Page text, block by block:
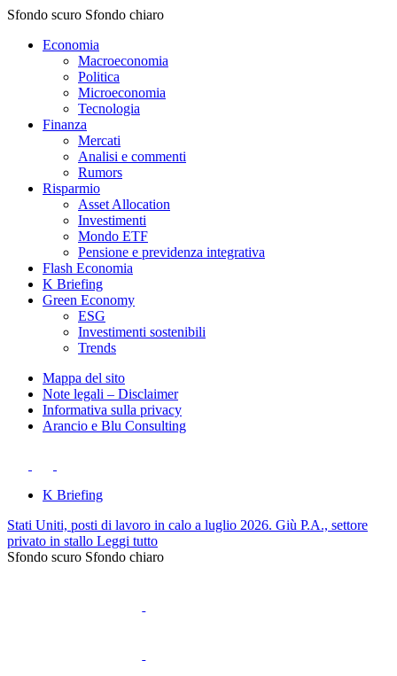
Sfondo scuro Sfondo chiaro
Economia
Macroeconomia
Politica
Microeconomia
Tecnologia
Finanza
Mercati
Analisi e commenti
Rumors
Risparmio
Asset Allocation
Investimenti
Mondo ETF
Pensione e previdenza integrativa
Flash Economia
K Briefing
Green Economy
ESG
Investimenti sostenibili
Trends
Mappa del sito
Note legali – Disclaimer
Informativa sulla privacy
Arancio e Blu Consulting
K Briefing
Stati Uniti, posti di lavoro in calo a luglio 2026. Giù P.A., settore
privato in stallo Leggi tutto
Sfondo scuro Sfondo chiaro